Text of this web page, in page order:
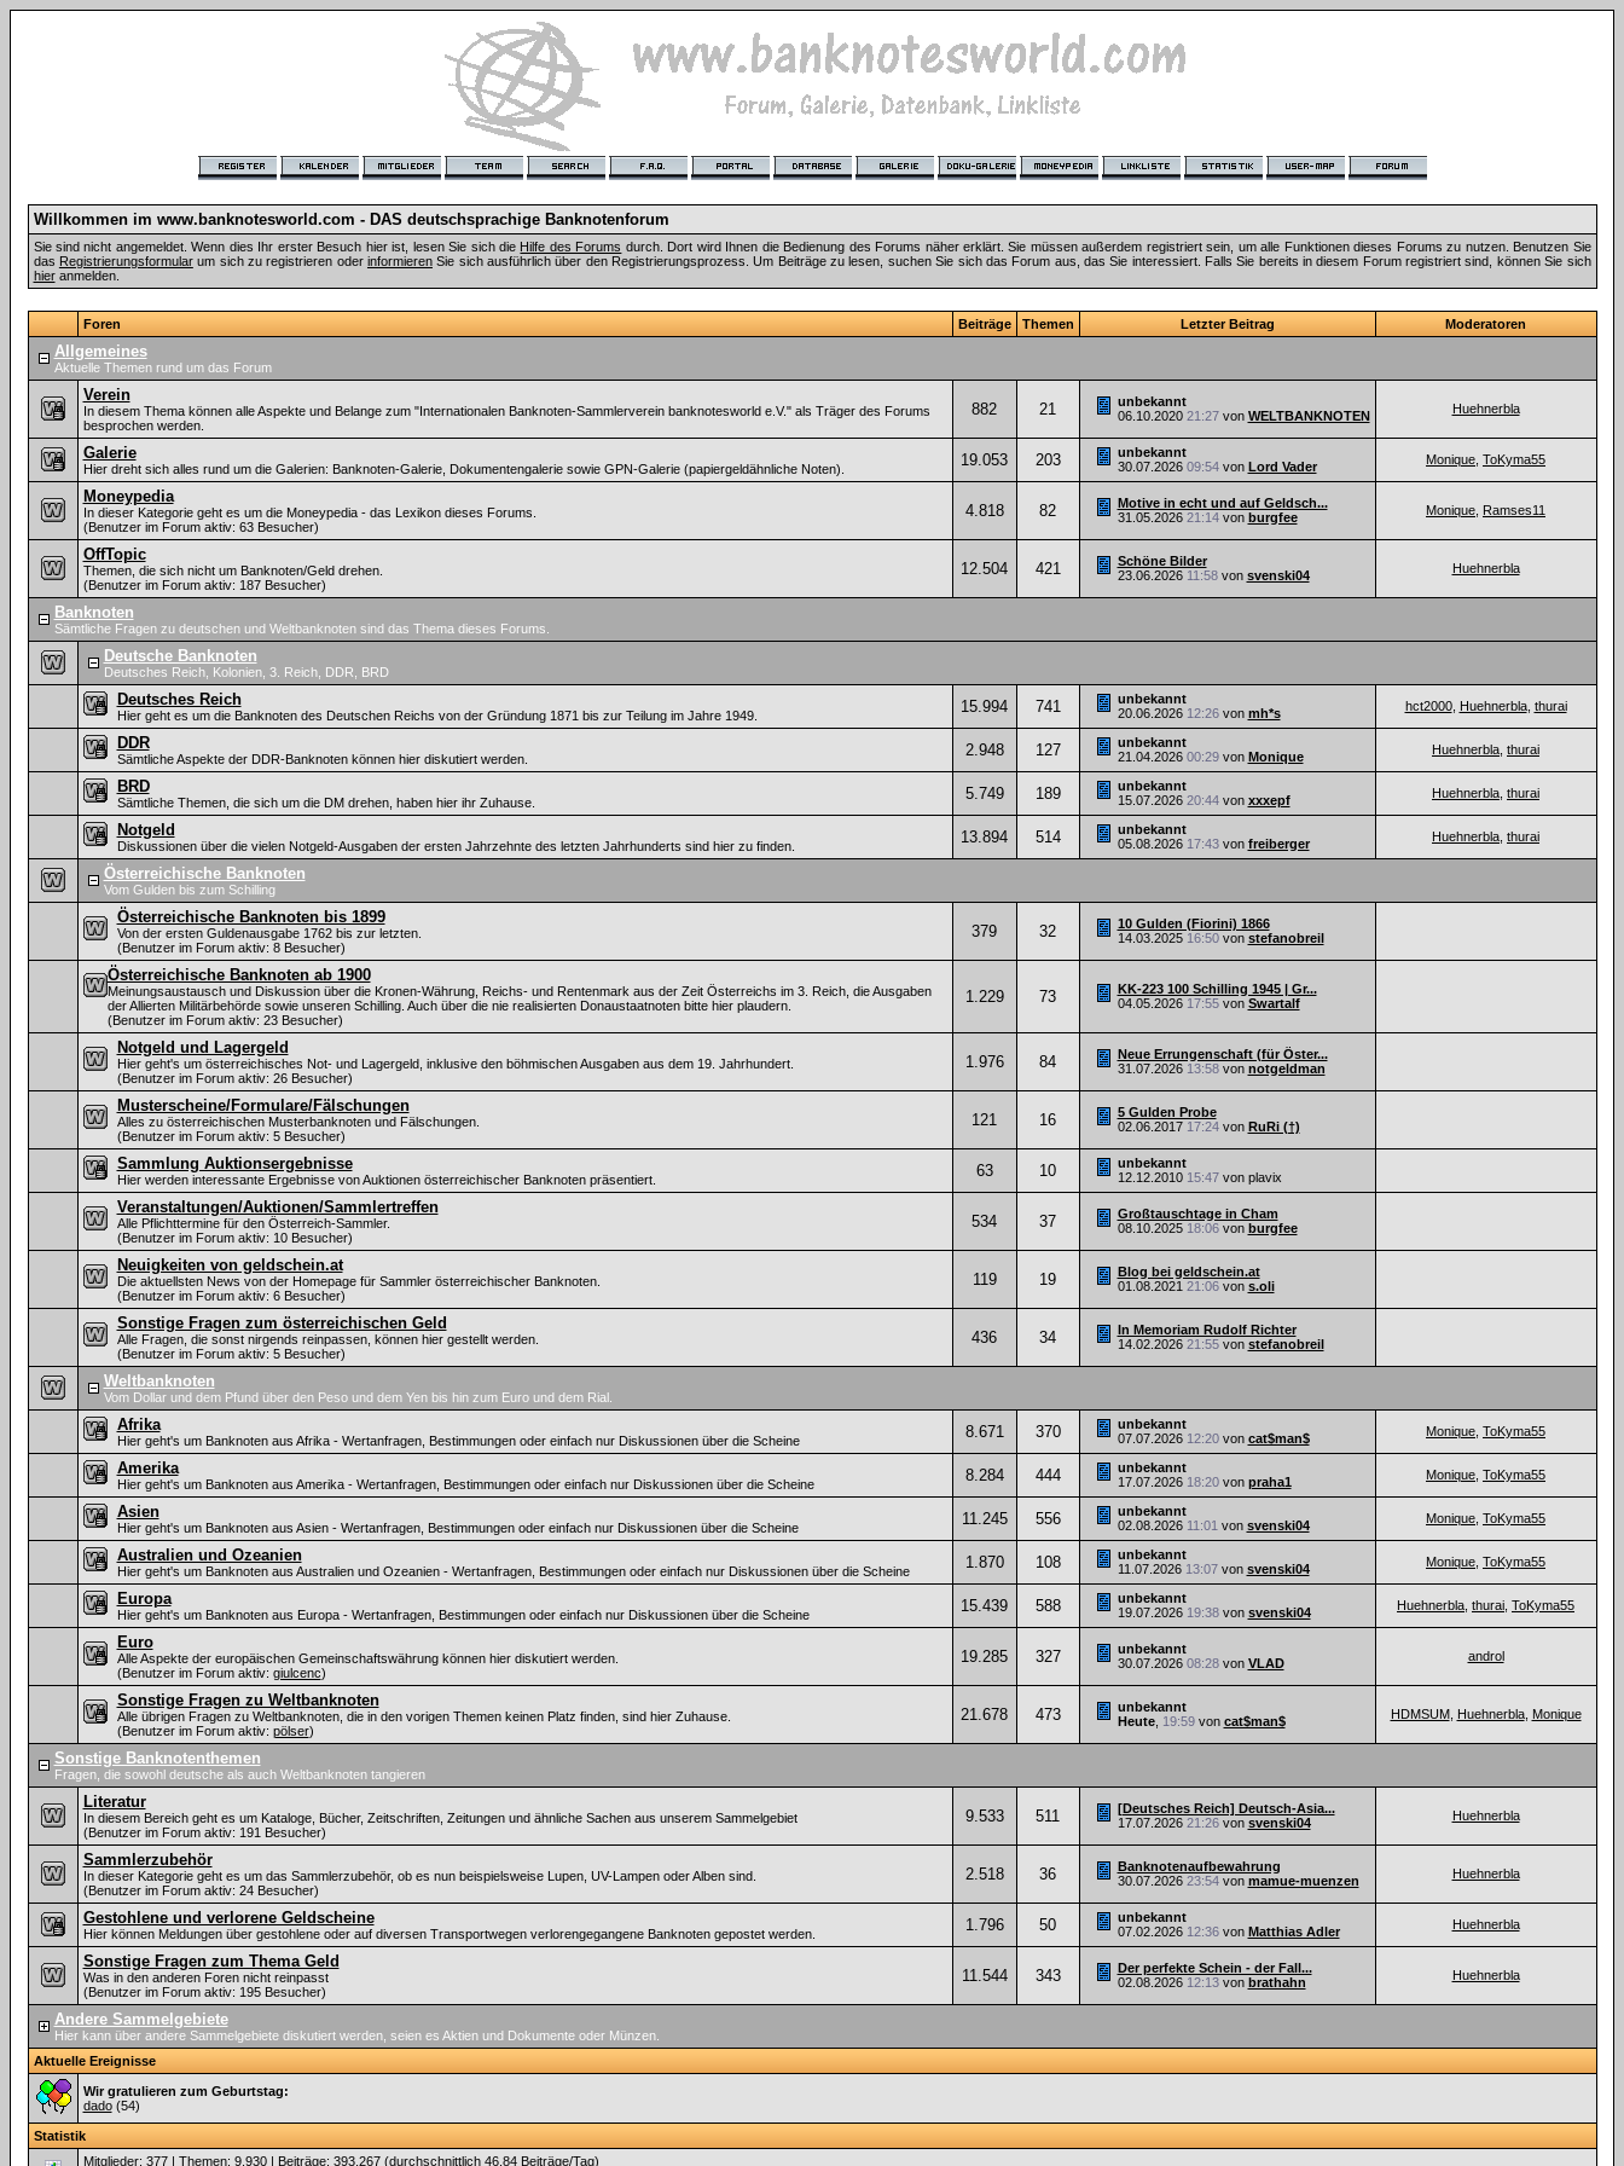
Willkommen im www.banknotesworld.com - DAS deutschsprachige Banknotenforum
Sie sind nicht angemeldet. Wenn dies Ihr erster Besuch hier ist, lesen Sie sich die Hilfe des Forums durch. Dort wird Ihnen die Bedienung des Forums näher erklärt. Sie müssen außerdem registriert sein, um alle Funktionen dieses Forums zu nutzen. Benutzen Sie
das Registrierungsformularum sich zu registrieren oder informierenSie sich ausführlich über den Registrierungsprozess. Um Beiträge zu lesen, suchen Sie sich das Forum aus, das Sie interessiert. Falls Sie bereits in diesem Forum registriert sind, können Sie sich
hieranmelden.
Foren Beiträge Themen Letzter Beitrag Moderatoren
Allgemeines
Aktuelle Themen rund um das Forum
Verein
In diesem Thema können alle Aspekte und Belange zum "Internationalen Banknoten-Sammlerverein banknotesworld e.V." als Träger des Forums
besprochen werden.
882 21
unbekannt
06.10.2020 21:27von WELTBANKNOTEN Huehnerbla
Galerie
Hier dreht sich alles rund um die Galerien: Banknoten-Galerie, Dokumentengalerie sowie GPN-Galerie (papiergeldähnliche Noten). 19.053 203
unbekannt
30.07.2026 09:54von Lord Vader Monique ToKyma55
Moneypedia
In dieser Kategorie geht es um die Moneypedia - das Lexikon dieses Forums.
(Benutzer im Forum aktiv: 63 Besucher)
4.818 82
Motive in echt und auf Geldsch...
31.05.2026 21:14von burgfee Monique Ramses11
OffTopic
Themen, die sich nicht um Banknoten/Geld drehen.
(Benutzer im Forum aktiv: 187 Besucher)
12.504 421
Schöne Bilder
23.06.2026 11:58von svenski04 Huehnerbla
Banknoten
Sämtliche Fragen zu deutschen und Weltbanknoten sind das Thema dieses Forums.
Deutsche Banknoten
Deutsches Reich, Kolonien, 3. Reich, DDR, BRD
Deutsches Reich
Hier geht es um die Banknoten des Deutschen Reichs von der Gründung 1871 bis zur Teilung im Jahre 1949. 15.994 741
unbekannt
20.06.2026 12:26von mh*s hct2000, Huehnerbla, thurai
DDR
Sämtliche Aspekte der DDR-Banknoten können hier diskutiert werden. 2.948 127
unbekannt
21.04.2026 00:29von Monique Huehnerbla thurai
BRD
Sämtliche Themen, die sich um die DM drehen, haben hier ihr Zuhause. 5.749 189
unbekannt
15.07.2026 20:44von xxxepf Huehnerbla thurai
Notgeld
Diskussionen über die vielen Notgeld-Ausgaben der ersten Jahrzehnte des letzten Jahrhunderts sind hier zu finden. 13.894 514
unbekannt
05.08.2026 17:43von freiberger Huehnerbla thurai
Österreichische Banknoten
Vom Gulden bis zum Schilling
Österreichische Banknoten bis 1899
Von der ersten Guldenausgabe 1762 bis zur letzten.
(Benutzer im Forum aktiv: 8 Besucher)
379 32
10 Gulden (Fiorini) 1866
14.03.2025 16:50von stefanobreil
Österreichische Banknoten ab 1900
Meinungsaustausch und Diskussion über die Kronen-Währung, Reichs- und Rentenmark aus der Zeit Österreichs im 3. Reich, die Ausgaben
der Allierten Militärbehörde sowie unseren Schilling. Auch über die nie realisierten Donaustaatnoten bitte hier plaudern.
(Benutzer im Forum aktiv: 23 Besucher)
1.229 73
KK-223 100 Schilling 1945 | Gr...
04.05.2026 17:55von Swartalf
Notgeld und Lagergeld
Hier geht's um österreichisches Not- und Lagergeld, inklusive den böhmischen Ausgaben aus dem 19. Jahrhundert.
(Benutzer im Forum aktiv: 26 Besucher)
1.976 84
Neue Errungenschaft (für Öster...
31.07.2026 13:58von notgeldman
Musterscheine/Formulare/Fälschungen
Alles zu österreichischen Musterbanknoten und Fälschungen.
(Benutzer im Forum aktiv: 5 Besucher)
121 16
5 Gulden Probe
02.06.2017 17:24von RuRi (†)
Sammlung Auktionsergebnisse
Hier werden interessante Ergebnisse von Auktionen österreichischer Banknoten präsentiert. 63 10
unbekannt
12.12.2010 15:47von plavix
Veranstaltungen/Auktionen/Sammlertreffen
Alle Pflichttermine für den Österreich-Sammler.
(Benutzer im Forum aktiv: 10 Besucher)
534 37
Großtauschtage in Cham
08.10.2025 18:06von burgfee
Neuigkeiten von geldschein.at
Die aktuellsten News von der Homepage für Sammler österreichischer Banknoten.
(Benutzer im Forum aktiv: 6 Besucher)
119 19
Blog bei geldschein.at
01.08.2021 21:06von s.oli
Sonstige Fragen zum österreichischen Geld
Alle Fragen, die sonst nirgends reinpassen, können hier gestellt werden.
(Benutzer im Forum aktiv: 5 Besucher)
436 34
In Memoriam Rudolf Richter
14.02.2026 21:55von stefanobreil
Weltbanknoten
Vom Dollar und dem Pfund über den Peso und dem Yen bis hin zum Euro und dem Rial.
Afrika
Hier geht's um Banknoten aus Afrika - Wertanfragen, Bestimmungen oder einfach nur Diskussionen über die Scheine 8.671 370
unbekannt
07.07.2026 12:20von cat$man$ Monique ToKyma55
Amerika
Hier geht's um Banknoten aus Amerika - Wertanfragen, Bestimmungen oder einfach nur Diskussionen über die Scheine 8.284 444
unbekannt
17.07.2026 18:20von praha1 Monique ToKyma55
Asien
Hier geht's um Banknoten aus Asien - Wertanfragen, Bestimmungen oder einfach nur Diskussionen über die Scheine 11.245 556
unbekannt
02.08.2026 11:01 von svenski04 Monique ToKyma55
Australien und Ozeanien
Hier geht's um Banknoten aus Australien und Ozeanien - Wertanfragen, Bestimmungen oder einfach nur Diskussionen über die Scheine 1.870 108
unbekannt
11.07.2026 13:07von svenski04 Monique ToKyma55
Europa
Hier geht's um Banknoten aus Europa - Wertanfragen, Bestimmungen oder einfach nur Diskussionen über die Scheine 15.439 588
unbekannt
19.07.2026 19:38von svenski04 Huehnerbla thurai ToKyma55
Euro
Alle Aspekte der europäischen Gemeinschaftswährung können hier diskutiert werden.
(Benutzer im Forum aktiv: giulcenc)
19.285 327
unbekannt
30.07.2026 08:28von VLAD androl
Sonstige Fragen zu Weltbanknoten
Alle übrigen Fragen zu Weltbanknoten, die in den vorigen Themen keinen Platz finden, sind hier Zuhause.
(Benutzer im Forum aktiv: pölser)
21.678 473
unbekannt
Heute, 19:59von cat$man$ HDMSUM, Huehnerbla, Monique
Sonstige Banknotenthemen
Fragen, die sowohl deutsche als auch Weltbanknoten tangieren
Literatur
In diesem Bereich geht es um Kataloge, Bücher, Zeitschriften, Zeitungen und ähnliche Sachen aus unserem Sammelgebiet
(Benutzer im Forum aktiv: 191 Besucher)
9.533 511
[Deutsches Reich] Deutsch-Asia...
17.07.2026 21:26von svenski04 Huehnerbla
Sammlerzubehör
In dieser Kategorie geht es um das Sammlerzubehör, ob es nun beispielsweise Lupen, UV-Lampen oder Alben sind.
(Benutzer im Forum aktiv: 24 Besucher)
2.518 36
Banknotenaufbewahrung
30.07.2026 23:54von mamue-muenzen Huehnerbla
Gestohlene und verlorene Geldscheine
Hier können Meldungen über gestohlene oder auf diversen Transportwegen verlorengegangene Banknoten gepostet werden. 1.796 50
unbekannt
07.02.2026 12:36von Matthias Adler Huehnerbla
Sonstige Fragen zum Thema Geld
Was in den anderen Foren nicht reinpasst
(Benutzer im Forum aktiv: 195 Besucher)
11.544 343
Der perfekte Schein - der Fall...
02.08.2026 12:13von brathahn Huehnerbla
Andere Sammelgebiete
Hier kann über andere Sammelgebiete diskutiert werden, seien es Aktien und Dokumente oder Münzen.
Aktuelle Ereignisse
Wir gratulieren zum Geburtstag:
dado(54)
Statistik
Mitglieder: 377 | Themen: 9.930 | Beiträge: 393.267 (durchschnittlich 46,84 Beiträge/Tag)